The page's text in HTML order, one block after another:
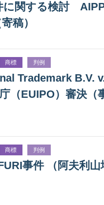
に関する検討
稿）
商標 判例
Trademark B.V.
（EUIPO）審決
商標 判例
事件 （阿夫利山